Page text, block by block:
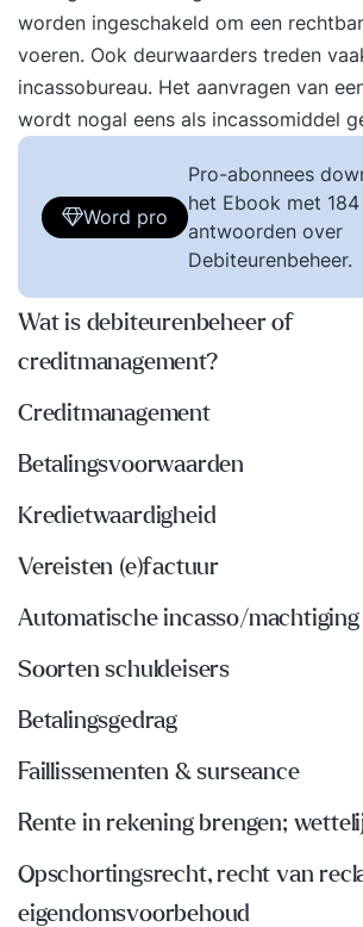
worden ingeschakeld om een
voeren. Ook deurwaarders treden
incassobureau. Het aanvragen van
wordt nogal eens als incassomiddel
Word pro
Pro-abonnees
het Ebook met
antwoorden over
Debiteurenbeheer.
Wat is debiteurenbeheer of
creditmanagement?
Creditmanagement
Betalingsvoorwaarden
Kredietwaardigheid
Vereisten (e)factuur
Automatische incasso/machtiging
Soorten schuldeisers
Betalingsgedrag
Faillissementen & surseance
Rente in rekening brengen;
Opschortingsrecht, recht van
eigendomsvoorbehoud